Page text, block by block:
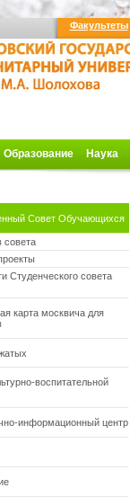
Факультеты
Образование Наука
Совет Обучающихся
совета
Студенческого совета
карта москвича для
воспитательной
информационный центр